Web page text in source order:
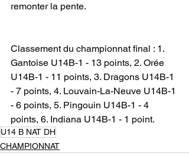
remonter la pente.
Classement du championnat final : 1.
Gantoise U14B-1 - 13 points, 2. Orée
U14B-1 - 11 points, 3. Dragons U14B-1
- 7 points, 4. Louvain-La-Neuve U14B-1
- 6 points, 5. Pingouin U14B-1 - 4
points, 6. Indiana U14B-1 - 1 point.
U14 B NAT DH
CHAMPIONNAT